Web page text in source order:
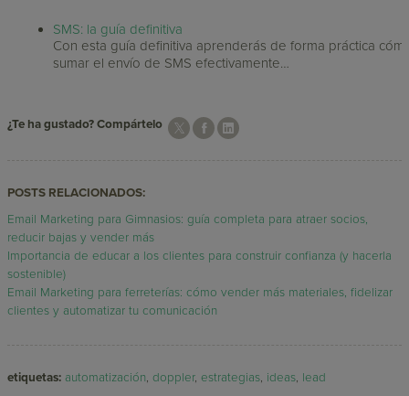
SMS: la guía definitiva
Con esta guía definitiva aprenderás de forma práctica
sumar el envío de SMS efectivamente…
¿Te ha gustado? Compártelo
POSTS RELACIONADOS:
Email Marketing para Gimnasios: guía completa para atraer socios,
reducir bajas y vender más
Importancia de educar a los clientes para construir confianza (y hacerla
sostenible)
Email Marketing para ferreterías: cómo vender más materiales, fidelizar
clientes y automatizar tu comunicación
etiquetas: automatización,doppler,estrategias, ideas, lead